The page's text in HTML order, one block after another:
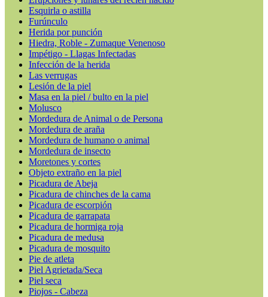
Esquirla o astilla
Furúnculo
Herida por punción
Hiedra, Roble - Zumaque Venenoso
Impétigo - Llagas Infectadas
Infección de la herida
Las verrugas
Lesión de la piel
Masa en la piel / bulto en la piel
Molusco
Mordedura de Animal o de Persona
Mordedura de araña
Mordedura de humano o animal
Mordedura de insecto
Moretones y cortes
Objeto extraño en la piel
Picadura de Abeja
Picadura de chinches de la cama
Picadura de escorpión
Picadura de garrapata
Picadura de hormiga roja
Picadura de medusa
Picadura de mosquito
Pie de atleta
Piel Agrietada/Seca
Piel seca
Piojos - Cabeza